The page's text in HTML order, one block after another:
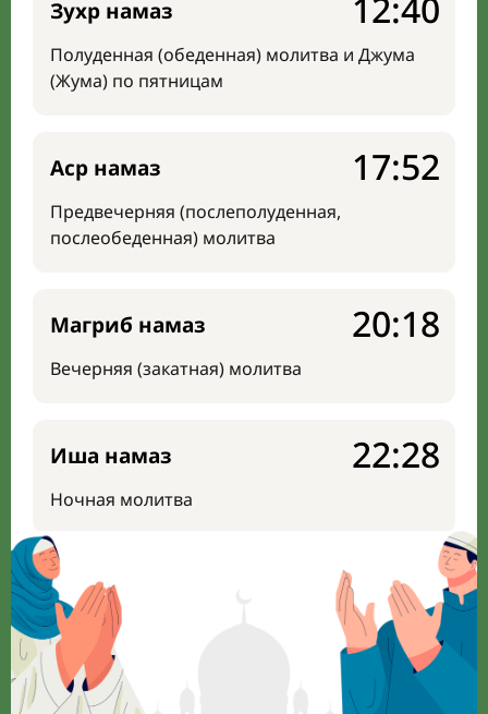
Зухр намаз
Полуденная (обеденная) молитва и Джума
(Жума) по пятницам
Аср намаз
Предвечерняя (послеполуденная,
послеобеденная) молитва
17:52
Магриб намаз
Вечерняя (закатная) молитва
20:18
Иша намаз
Ночная молитва
22:28